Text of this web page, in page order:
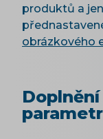
produktů a
obrázkového